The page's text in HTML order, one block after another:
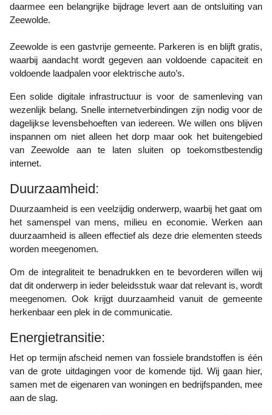
daarmee een belangrijke bijdrage levert aan de ontsluiting van
Zeewolde.
Zeewolde is een gastvrije gemeente. Parkeren is en blijft gratis,
waarbij aandacht wordt gegeven aan voldoende capaciteit en
voldoende laadpalen voor elektrische auto’s.
Een solide digitale infrastructuur is voor de samenleving van
wezenlijk belang. Snelle internetverbindingen zijn nodig voor de
dagelijkse levensbehoeften van iedereen. We willen ons blijven
inspannen om niet alleen het dorp maar ook het buitengebied
van Zeewolde aan te laten sluiten op toekomstbestendig
internet.
Duurzaamheid:
Duurzaamheid is een veelzijdig onderwerp, waarbij het gaat om
het samenspel van mens, milieu en economie. Werken aan
duurzaamheid is alleen effectief als deze drie elementen steeds
worden meegenomen.
Om de integraliteit te benadrukken en te bevorderen willen wij
dat dit onderwerp in ieder beleidsstuk waar dat relevant is, wordt
meegenomen. Ook krijgt duurzaamheid vanuit de gemeente
herkenbaar een plek in de communicatie.
Energietransitie:
Het op termijn afscheid nemen van fossiele brandstoffen is één
van de grote uitdagingen voor de komende tijd. Wij gaan hier,
samen met de eigenaren van woningen en bedrijfspanden, mee
aan de slag.